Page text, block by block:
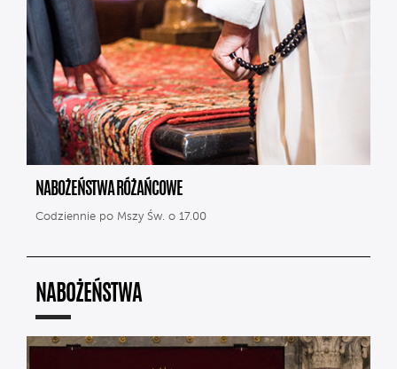
NABOŻEŃSTWA RÓŻAŃCOWE
Codziennie po Mszy Św. o 17.00
NABOŻEŃSTWA